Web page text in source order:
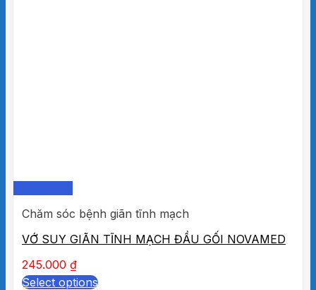
Chăm sóc bệnh giãn tĩnh mạch
VỚ SUY GIÃN TĨNH MẠCH ĐẦU GỐI NOVAMED
245.000 ₫
Select options